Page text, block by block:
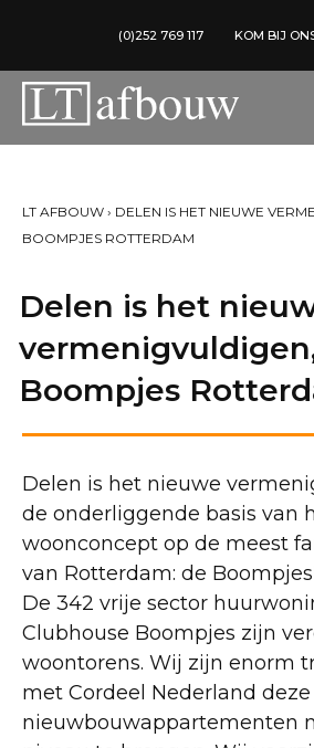
(0)252 769 117 KOM BIJ
LT AFBOUW › DELEN IS HET NIEUWE
BOOMPJES ROTTERDAM
Delen is het
Boompjes
Delen is het nieuwe
de onderliggende basis van
woonconcept op de meest
van Rotterdam: de
De 342 vrije sector
Clubhouse Boompjes zijn
woontorens. Wij zijn enorm
met Cordeel Nederland deze
nieuwbouwappartementen